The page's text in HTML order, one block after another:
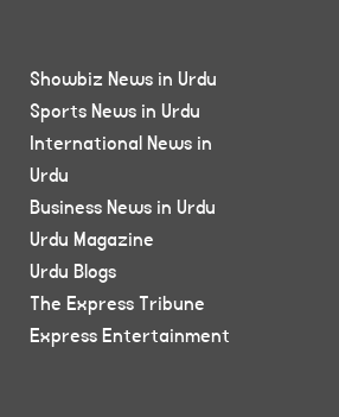
Showbiz News in Urdu
Sports News in Urdu
International News in
Urdu
Business News in Urdu
Urdu Magazine
Urdu Blogs
The Express Tribune
Express Entertainment